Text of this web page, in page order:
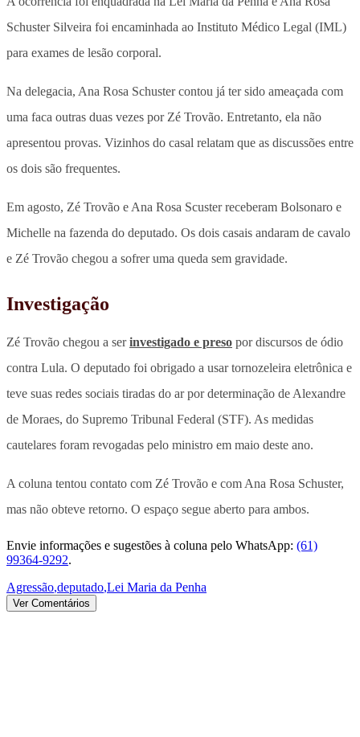
Schuster Silveira foi encaminhada ao Instituto Médico Legal (IML)
para exames de lesão corporal.
Na delegacia, Ana Rosa Schuster contou já ter sido ameaçada com
uma faca outras duas vezes por Zé Trovão. Entretanto, ela não
apresentou provas. Vizinhos do casal relatam que as discussões entre
os dois são frequentes.
Em agosto, Zé Trovão e Ana Rosa Scuster receberam Bolsonaro e
Michelle na fazenda do deputado. Os dois casais andaram de cavalo
e Zé Trovão chegou a sofrer uma queda sem gravidade.
Investigação
Zé Trovão chegou a serinvestigado e preso por discursos de ódio
contra Lula. O deputado foi obrigado a usar tornozeleira eletrônica e
teve suas redes sociais tiradas do ar por determinação de Alexandre
de Moraes, do Supremo Tribunal Federal (STF). As medidas
cautelares foram revogadas pelo ministro em maio deste ano.
A coluna tentou contato com Zé Trovão e com Ana Rosa Schuster,
mas não obteve retorno. O espaço segue aberto para ambos.
Envie informações e sugestões à coluna pelo WhatsApp: (61)
99364-9292.
Agressão,deputado,Lei Maria da Penha
Ver Comentários